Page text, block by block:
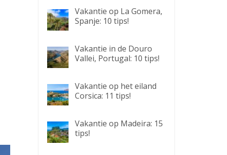
Vakantie op La Gomera,
Spanje: 10 tips!
Vakantie in de Douro
Vallei, Portugal: 10 tips!
Vakantie op het eiland
Corsica: 11 tips!
Vakantie op Madeira: 15
tips!